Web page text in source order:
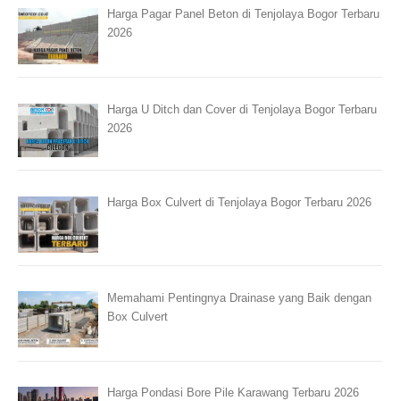
Harga Pagar Panel Beton di Tenjolaya Bogor Terbaru
2026
Harga U Ditch dan Cover di Tenjolaya Bogor Terbaru
2026
Harga Box Culvert di Tenjolaya Bogor Terbaru 2026
Memahami Pentingnya Drainase yang Baik dengan
Box Culvert
Harga Pondasi Bore Pile Karawang Terbaru 2026